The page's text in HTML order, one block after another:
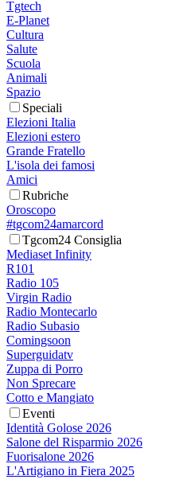
Tgtech
E-Planet
Cultura
Salute
Scuola
Animali
Spazio
Speciali
Elezioni Italia
Elezioni estero
Grande Fratello
L'isola dei famosi
Amici
Rubriche
Oroscopo
#tgcom24amarcord
Tgcom24 Consiglia
Mediaset Infinity
R101
Radio 105
Virgin Radio
Radio Montecarlo
Radio Subasio
Comingsoon
Superguidatv
Zuppa di Porro
Non Sprecare
Cotto e Mangiato
Eventi
Identità Golose 2026
Salone del Risparmio 2026
Fuorisalone 2026
L'Artigiano in Fiera 2025